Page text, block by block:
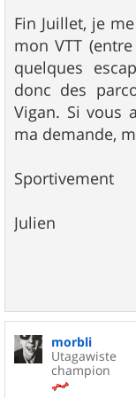
g
e
Fin Juillet, je
mon VTT
quelques
donc des
Vigan. Si vous
ma demande,
Sportivement
Julien
morbli
Utagawiste
champion